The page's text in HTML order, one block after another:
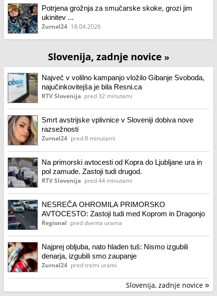
Potrjena grožnja za smučarske skoke, grozi jim
ukinitev ...
Zurnal24 18.04.2026
Slovenija, zadnje novice »
Največ v volilno kampanjo vložilo Gibanje Svoboda,
najučinkovitejša je bila Resni.ca
RTV Slovenija pred 32 minutami
Smrt avstrijske vplivnice v Sloveniji dobiva nove
razsežnosti
Zurnal24 pred 8 minutami
Na primorski avtocesti od Kopra do Ljubljane ura in
pol zamude. Zastoji tudi drugod.
RTV Slovenija pred 44 minutami
NESREČA OHROMILA PRIMORSKO
AVTOCESTO: Zastoji tudi med Koprom in Dragonjo
Regional pred dvema urama
Najprej obljuba, nato hladen tuš: Nismo izgubili
denarja, izgubili smo zaupanje
Zurnal24 pred tremi urami
Slovenija, zadnje novice »